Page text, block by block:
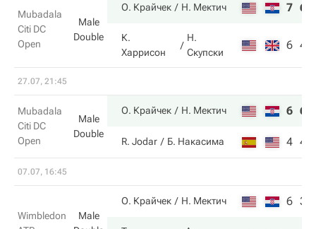
Mubadala
Citi DC
Open
Male
Double
О. Крайчек Н. Мектич 7 6
К.
Харрисон
Н.
Скупски
6 4
27.07, 21:45
Mubadala
Citi DC
Open
Male
Double
О. Крайчек Н. Мектич 6 6
R. Jodar Б. Накаcима 4 4
07.07, 16:45
Wimbledon
Male
О. Крайчек Н. Мектич 6 3